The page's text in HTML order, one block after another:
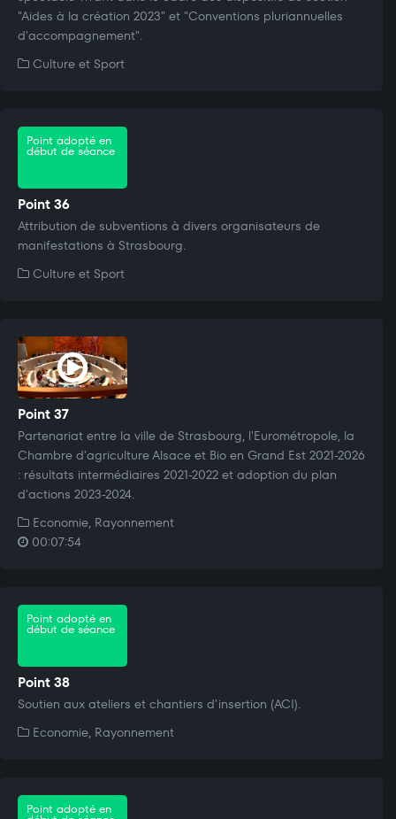
"Aides à la création 2023" et "Conventions pluriannuelles
d'accompagnement".
Culture et Sport
Point adopté en
début de séance
Point 36
Attribution de subventions à divers organisateurs de
manifestations à Strasbourg.
Culture et Sport
Point 37
Partenariat entre la ville de Strasbourg, l'Eurométropole, la
Chambre d'agriculture Alsace et Bio en Grand Est 2021-2026
: résultats intermédiaires 2021-2022 et adoption du plan
d'actions 2023-2024.
Economie, Rayonnement
00:07:54
Point adopté en
début de séance
Point 38
Soutien aux ateliers et chantiers d'insertion (ACI).
Economie, Rayonnement
Point adopté en